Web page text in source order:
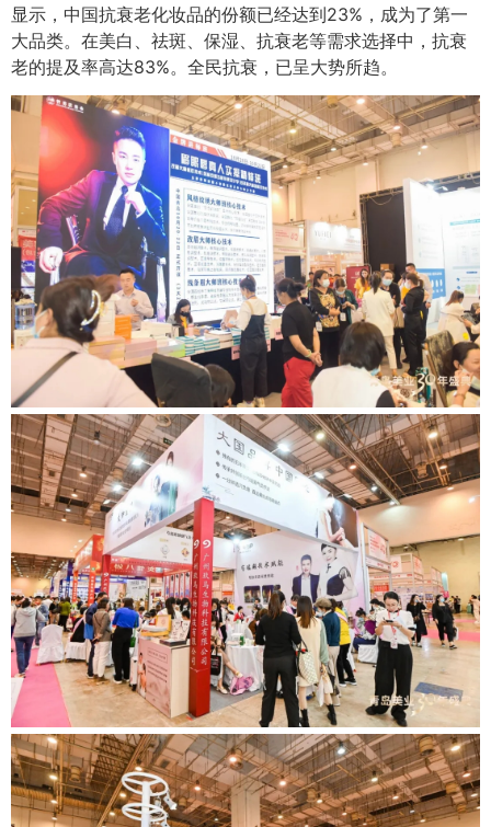
显示，中国抗衰老化妆品的份额已经达到23%，成为了第一
大品类。在美白、祛斑、保湿、抗衰老等需求选择中，抗衰
老的提及率高达83%。全民抗衰，已呈大势所趋。